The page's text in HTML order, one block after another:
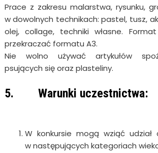
Prace z zakresu malarstwa, rysunku,
w dowolnych technikach: pastel, tusz,
olej, collage, techniki własne.
przekraczać formatu A3.
Nie wolno używać artykułów
psujących się oraz plasteliny.
5. Warunki uczestnictwa:
W konkursie mogą wziąć udział
w następujących kategoriach